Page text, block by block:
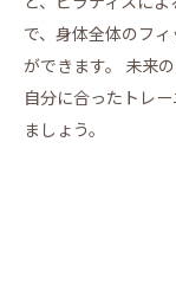
で、身体全体のフ
ができます。 未来
自分に合ったトレ
ましょう。